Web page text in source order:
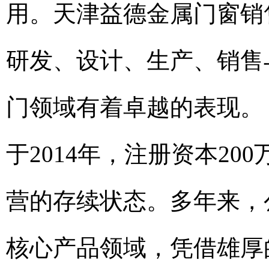
用。天津益德金属门窗
研发、设计、生产、销
门领域有着卓越的表现
于2014年，注册资本
营的存续状态。多年来
核心产品领域，凭借雄